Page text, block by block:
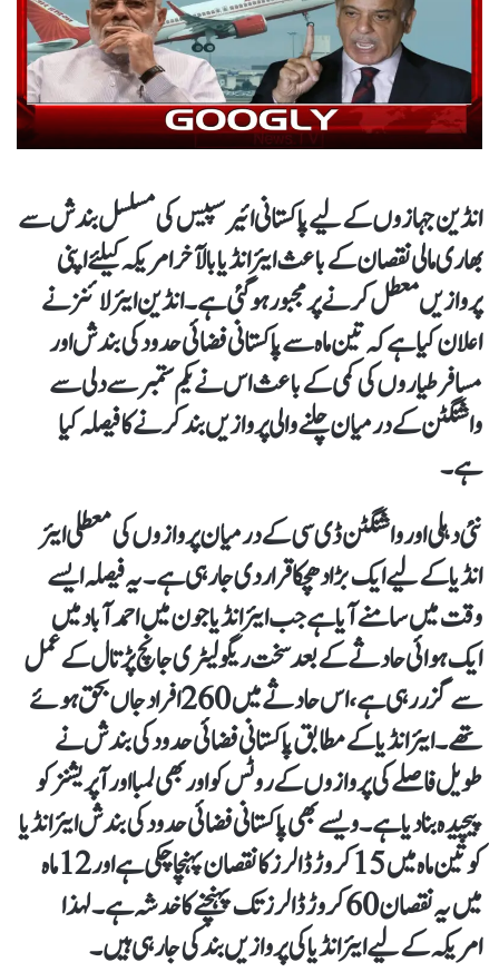
انڈین جہازوں کے لیے پاکستانی ائیر سپیس کی مسلسل بندش سے
بھاری مالی نقصان کے باعث ایئر انڈیا بالآخر امریکہ کیلئے اپنی
پروازیں معطل کرنے پر مجبور ہو گئی ہے۔ انڈین ایئر لائنز نے
اعلان کیا ہے کہ تین ماہ سے پاکستانی فضائی حدود کی بندش اور
مسافر طیاروں کی کمی کے باعث اس نے یکم ستمبر سے دلی سے
واشنگٹن کے درمیان چلنے والی پروازیں بند کرنے کا فیصلہ کیا
ہے۔
نئی دہلی اور واشنگٹن ڈی سی کے درمیان پروازوں کی معطلی ایئر
انڈیا کے لیے ایک بڑا دھچکا قرار دی جا رہی ہے۔ یہ فیصلہ ایسے
وقت میں سامنے آیا ہے جب ایئر انڈیا جون میں احمد آباد میں
ایک ہوائی حادثے کے بعد سخت ریگولیٹری جانچ پڑتال کے عمل
سے گزر رہی ہے، اس حادثے میں 260 افراد جاں بحق ہوئے
تھے۔ ایئر انڈیا کے مطابق پاکستانی فضائی حدود کی بندش نے
طویل فاصلے کی پروازوں کے روٹس کو اور بھی لمبا اور آپریشنز کو
پیچیدہ بنا دیا ہے۔ ویسے بھی پاکستانی فضائی حدود کی بندش ایئر انڈیا
کو تین ماہ میں 15 کروڑ ڈالرز کا نقصان پہنچا چکی ہے اور 12 ماہ
میں یہ نقصان 60 کروڑ ڈالرز تک پہنچنے کا خدشہ ہے۔ لہذا
امریکہ کے لیے ایئر انڈیا کی پروازیں بند کی جا رہی ہیں۔